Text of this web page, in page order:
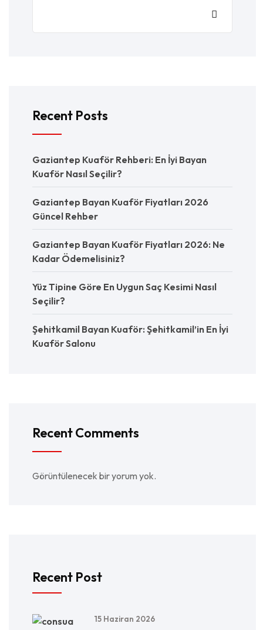
Recent Posts
Gaziantep Kuaför Rehberi: En İyi Bayan
Kuaför Nasıl Seçilir?
Gaziantep Bayan Kuaför Fiyatları 2026
Güncel Rehber
Gaziantep Bayan Kuaför Fiyatları 2026: Ne
Kadar Ödemelisiniz?
Yüz Tipine Göre En Uygun Saç Kesimi Nasıl
Seçilir?
Şehitkamil Bayan Kuaför: Şehitkamil’in En İyi
Kuaför Salonu
Recent Comments
Görüntülenecek bir yorum yok.
Recent Post
15 Haziran 2026